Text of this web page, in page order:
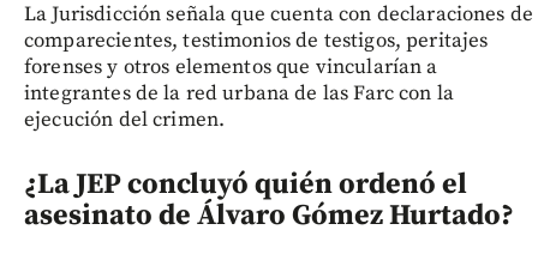
La Jurisdicción señala que cuenta con declaraciones de
comparecientes, testimonios de testigos, peritajes
forenses y otros elementos que vincularían a
integrantes de la red urbana de las Farc con la
ejecución del crimen.
¿La JEP concluyó quién ordenó el
asesinato de Álvaro Gómez Hurtado?